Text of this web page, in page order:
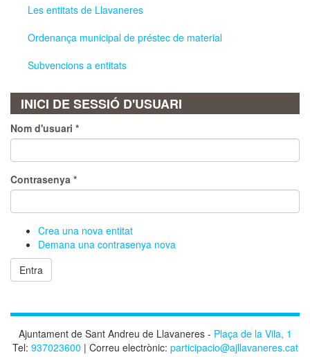
Les entitats de Llavaneres
Ordenança municipal de préstec de material
Subvencions a entitats
INICI DE SESSIÓ D'USUARI
Nom d'usuari *
Contrasenya *
Crea una nova entitat
Demana una contrasenya nova
Entra
Ajuntament de Sant Andreu de Llavaneres - Plaça de la Vila, 1
Tel: 937023600 | Correu electrònic: participacio@ajllavaneres.cat